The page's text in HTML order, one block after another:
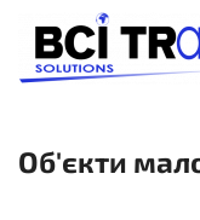
Об'єкти